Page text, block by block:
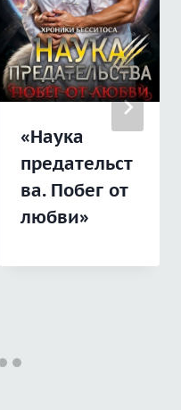
«Наука
предательст
ва. Побег от
любви»